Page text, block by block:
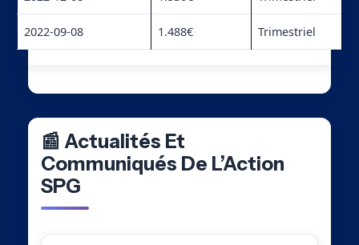
2022-09-08 1.488€ Trimestriel
📰 Actualités Et
Communiqués De L’Action
SPG